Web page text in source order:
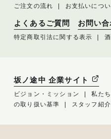
ご注文の流れ お支払いにつ
よくあるご質問 お問い
特定商取引法に関する表示
坂ノ途中 企業サイト
ビジョン・ミッション 私たち
の取り扱い基準
スタッフ紹介